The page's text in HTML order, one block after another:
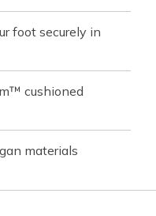
foot securely in
cushioned
materials